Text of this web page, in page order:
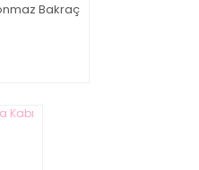
Bakraç